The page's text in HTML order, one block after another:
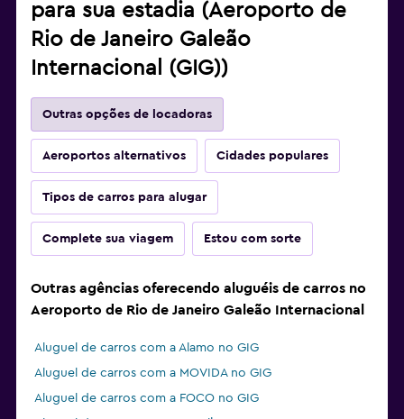
para sua estadia (Aeroporto de
Rio de Janeiro Galeão
Internacional (GIG))
Outras opções de locadoras
Aeroportos alternativos Cidades populares
Tipos de carros para alugar
Complete sua viagem Estou com sorte
Outras agências oferecendo aluguéis de carros no
Aeroporto de Rio de Janeiro Galeão Internacional
Aluguel de carros com a Alamo no GIG
Aluguel de carros com a MOVIDA no GIG
Aluguel de carros com a FOCO no GIG